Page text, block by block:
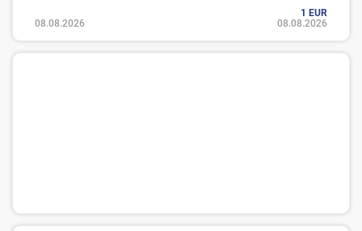
1 EUR
08.08.2026
08.08.2026